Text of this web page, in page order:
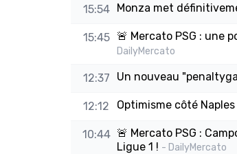
15:54 Monza met
15:45 🚨 Mercato PSG : une
DailyMercato
12:37 Un nouveau
12:12 Optimisme côté
10:44 🚨 Mercato PSG :
Ligue 1 ! - DailyMercato